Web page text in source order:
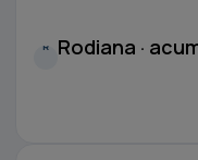
R Rodiana ·